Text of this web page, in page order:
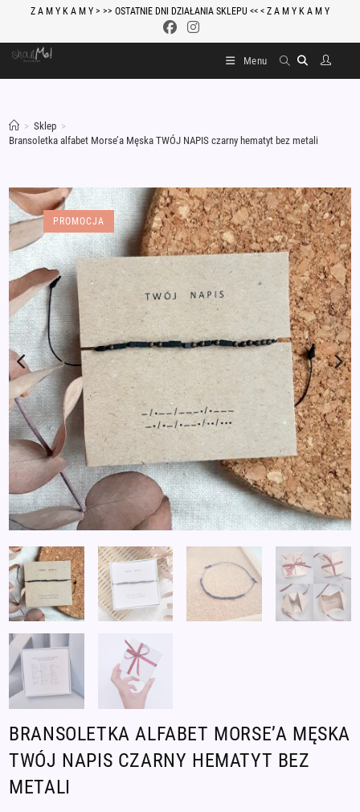
content
Z A M Y K A M Y > >> OSTATNIE DNI DZIAŁANIA SKLEPU << < Z A M Y K A M Y
Menu
> Sklep >
Bransoletka alfabet Morse’a Męska TWÓJ NAPIS czarny hematyt bez metali
PROMOCJA
BRANSOLETKA ALFABET MORSE’A MĘSKA
TWÓJ NAPIS CZARNY HEMATYT BEZ
METALI